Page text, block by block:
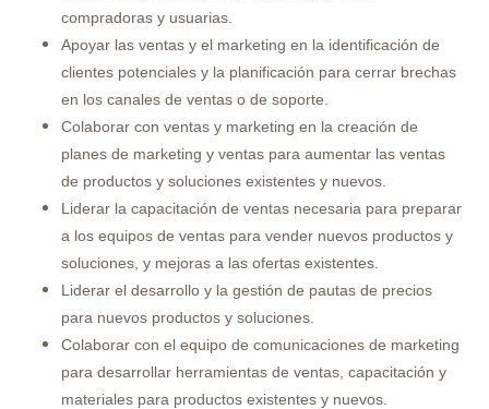
compradoras y usuarias.
Apoyar las ventas y el marketing en la identificación de
clientes potenciales y la planificación para cerrar brechas
en los canales de ventas o de soporte.
Colaborar con ventas y marketing en la creación de
planes de marketing y ventas para aumentar las ventas
de productos y soluciones existentes y nuevos.
Liderar la capacitación de ventas necesaria para preparar
a los equipos de ventas para vender nuevos productos y
soluciones, y mejoras a las ofertas existentes.
Liderar el desarrollo y la gestión de pautas de precios
para nuevos productos y soluciones.
Colaborar con el equipo de comunicaciones de marketing
para desarrollar herramientas de ventas, capacitación y
materiales para productos existentes y nuevos.